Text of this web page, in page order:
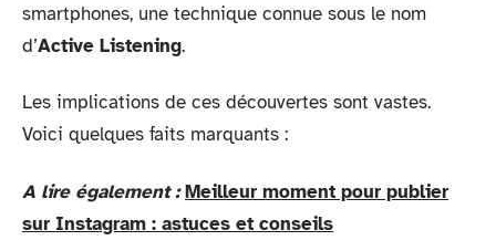
smartphones, une technique connue sous le nom
d’Active Listening.
Les implications de ces découvertes sont vastes.
Voici quelques faits marquants :
A lire également : Meilleur moment pour publier
sur Instagram : astuces et conseils